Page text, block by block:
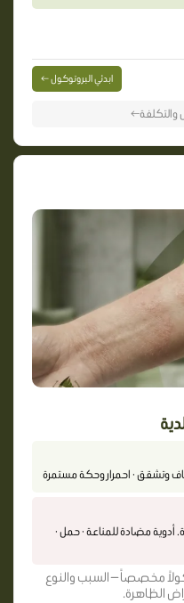
ابدئي البروتوكول ←
والتكلفة←
وتشقق · احمرار وحكة مستمرة
أدوية مضادة للمناعة · حمل ·
مخصصاً — السبب والنوع
الظاهرة.